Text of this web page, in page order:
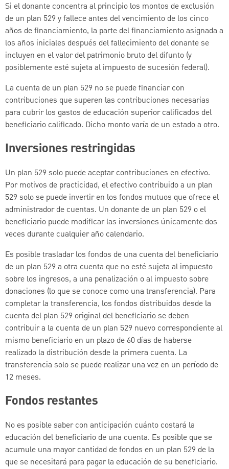
Si el donante concentra al principio los montos de exclusión
de un plan 529 y fallece antes del vencimiento de los cinco
años de financiamiento, la parte del financiamiento asignada a
los años iniciales después del fallecimiento del donante se
incluyen en el valor del patrimonio bruto del difunto (y
posiblemente esté sujeta al impuesto de sucesión federal).
La cuenta de un plan 529 no se puede financiar con
contribuciones que superen las contribuciones necesarias
para cubrir los gastos de educación superior calificados del
beneficiario calificado. Dicho monto varía de un estado a otro.
Inversiones restringidas
Un plan 529 solo puede aceptar contribuciones en efectivo.
Por motivos de practicidad, el efectivo contribuido a un plan
529 solo se puede invertir en los fondos mutuos que ofrece el
administrador de cuentas. Un donante de un plan 529 o el
beneficiario puede modificar las inversiones únicamente dos
veces durante cualquier año calendario.
Es posible trasladar los fondos de una cuenta del beneficiario
de un plan 529 a otra cuenta que no esté sujeta al impuesto
sobre los ingresos, a una penalización o al impuesto sobre
donaciones (lo que se conoce como una transferencia). Para
completar la transferencia, los fondos distribuidos desde la
cuenta del plan 529 original del beneficiario se deben
contribuir a la cuenta de un plan 529 nuevo correspondiente al
mismo beneficiario en un plazo de 60 días de haberse
realizado la distribución desde la primera cuenta. La
transferencia solo se puede realizar una vez en un período de
12 meses.
Fondos restantes
No es posible saber con anticipación cuánto costará la
educación del beneficiario de una cuenta. Es posible que se
acumule una mayor cantidad de fondos en un plan 529 de la
que se necesitará para pagar la educación de su beneficiario.